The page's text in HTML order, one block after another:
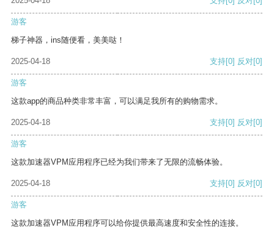
游客
梯子神器，ins随便看，美美哒！
2025-04-18 支持[0] 反对[0]
游客
这款app的商品种类非常丰富，可以满足我所有的购物需求。
2025-04-18 支持[0] 反对[0]
游客
这款加速器VPM应用程序已经为我们带来了无限的流畅体验。
2025-04-18 支持[0] 反对[0]
游客
这款加速器VPM应用程序可以给你提供最高速度和安全性的连接。